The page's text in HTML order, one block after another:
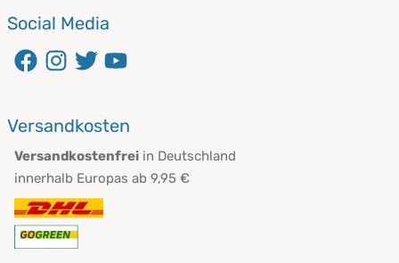
Social Media
öffnet in neuem Fenster
öffnet in neuem Fenster
öffnet in neuem Fenster
Versandkosten
Versandkostenfrei in Deutschland
innerhalb Europas ab 9,95 €